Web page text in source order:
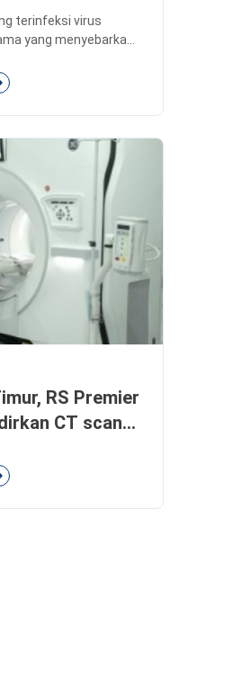
terinfeksi virus
yang menyebarkan
RS Premier
CT scan